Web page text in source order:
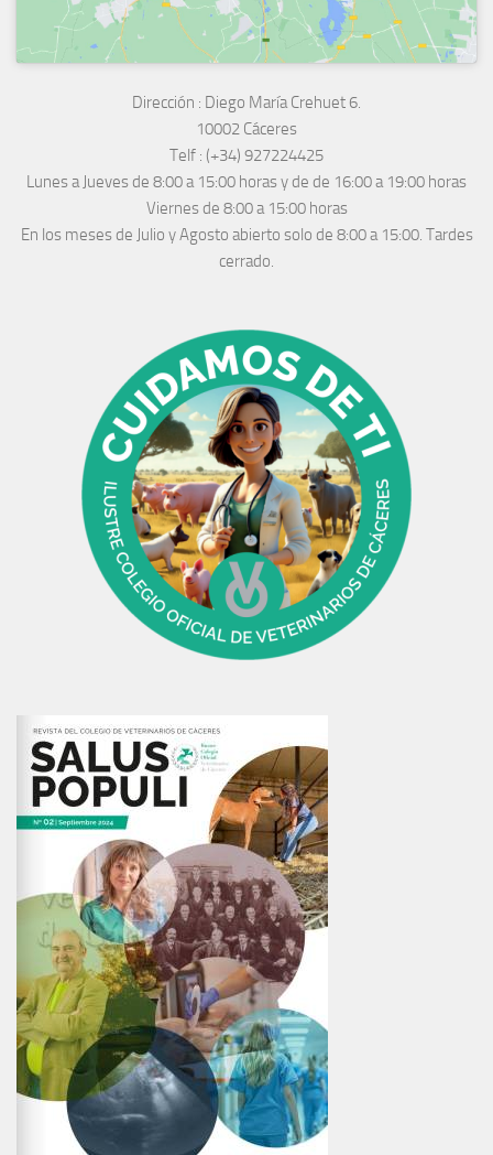
Dirección : Diego María Crehuet 6.
10002 Cáceres
Telf : (+34) 927224425
Lunes a Jueves de 8:00 a 15:00 horas y de de 16:00 a 19:00 horas
Viernes de 8:00 a 15:00 horas
En los meses de Julio y Agosto abierto solo de 8:00 a 15:00. Tardes
cerrado.